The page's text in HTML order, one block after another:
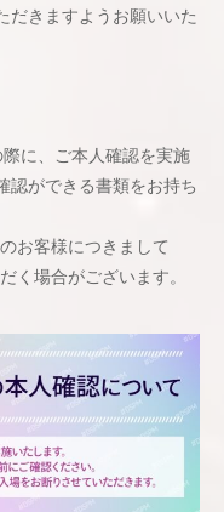
だきますようお願いいた
に、ご本⼈確認を実施
認ができる書類をお持ち
お客様につきまして
く場合がございます。